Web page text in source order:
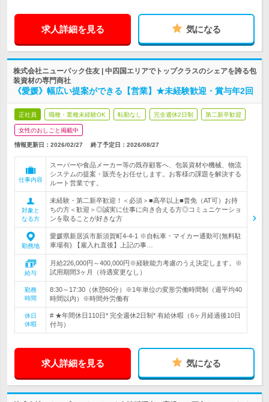
求人詳細を見る 気になる
株式会社ニューパック住友 | 中四国エリアでトップクラスのシェアを誇る包
装資材の専門商社
《愛媛》幅広い提案ができる【営業】★未経験歓迎・賞与年2回
正社員 職種・業種未経験OK 転勤なし 完全週休2日制 第二新卒歓迎
女性のおしごと掲載中
情報更新日：2026/02/27 終了予定日： 2026/08/27
仕事内容
スーパーや食品メーカー等の既存顧客へ、包装資材や機械、物流
システムの提案・販売をお任せします。お客様の課題を解決する
ルート営業です。
対象と
なる方
未経験・第二新卒歓迎！＜必須＞■高卒以上■普免（AT可）お持
ちの方＜歓迎＞◎誠実に仕事に向き合える方◎コミュニケーショ
ンを取ることが好きな方
勤務地
愛媛県新居浜市新須賀町4-4-1 ※自転車・マイカー通勤可(無料駐
車場有) 【雇入れ直後】上記の事…
給与
月給226,000円～400,000円※経験能力考慮のうえ決定します。※
試用期間3ヶ月（待遇変更なし）
勤務
時間
8:30～17:30（休憩60分）※1年単位の変形労働時間制（週平均40
時間以内）※時間外労働有
休日
休暇
# ★年間休日110日* 完全週休2日制* 有給休暇（6ヶ月経過後10日
付与）
求人詳細を見る 気になる